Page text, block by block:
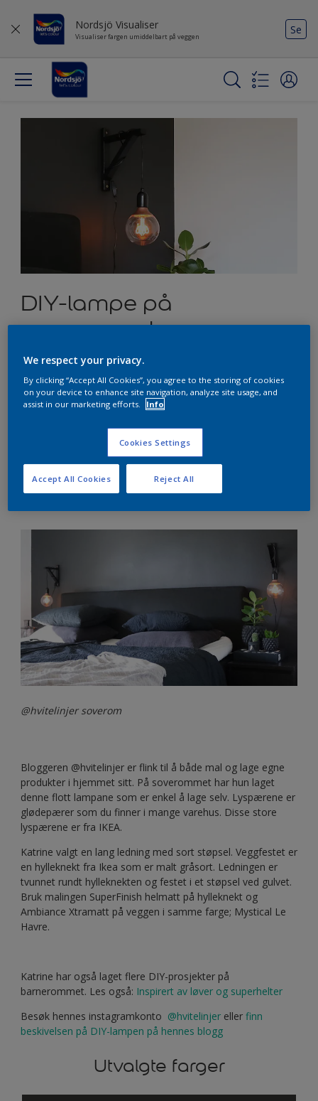
Nordsjö Visualiser
Visualiser fargen umiddelbart på veggen
Se
DIY-lampe på
soverommet
Er du ute etter en enkel og billig DIY til
soverommet? Se de flotte lampene @hvitelinjer har
@hvitelinjer soverom
Bloggeren @hvitelinjer er flink til å både mal og lage egne
produkter i hjemmet sitt. På soverommet har hun laget
denne flott lampane som er enkel å lage selv. Lyspærene er
glødepærer som du finner i mange varehus. Disse store
lyspærene er fra IKEA.
Katrine valgt en lang ledning med sort støpsel. Veggfestet er
en hylleknekt fra Ikea som er malt gråsort. Ledningen er
tvunnet rundt hylleknekten og festet i et støpsel ved gulvet.
Bruk malingen SuperFinish helmatt på hylleknekt og
Ambiance Xtramatt på veggen i samme farge; Mystical Le
Havre.
Katrine har også laget flere DIY-prosjekter på
barnerommet. Les også: Inspirert av løver og superhelter
Besøk hennes instagramkonto @hvitelinjer eller finn
beskivelsen på DIY-lampen på hennes blogg
Utvalgte farger
We respect your privacy.
By clicking “Accept All Cookies”, you agree to the storing of cookies
on your device to enhance site navigation, analyze site usage, and
assist in our marketing efforts.
Info
Cookies Settings
Reject All
Accept All Cookies